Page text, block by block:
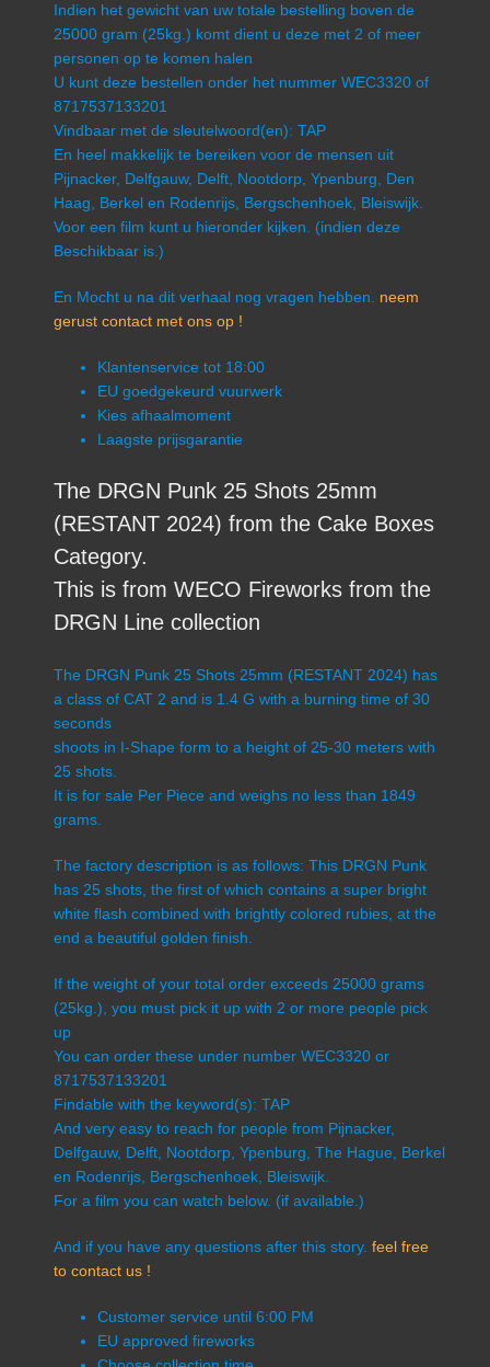
Indien het gewicht van uw totale bestelling boven de
25000 gram (25kg.) komt dient u deze met 2 of meer
personen op te komen halen
U kunt deze bestellen onder het nummer WEC3320 of
8717537133201
Vindbaar met de sleutelwoord(en): TAP
En heel makkelijk te bereiken voor de mensen uit
Pijnacker, Delfgauw, Delft, Nootdorp, Ypenburg, Den
Haag, Berkel en Rodenrijs, Bergschenhoek, Bleiswijk.
Voor een film kunt u hieronder kijken. (indien deze
Beschikbaar is.)
En Mocht u na dit verhaal nog vragen hebben. neem
gerust contact met ons op !
Klantenservice tot 18:00
EU goedgekeurd vuurwerk
Kies afhaalmoment
Laagste prijsgarantie
The DRGN Punk 25 Shots 25mm
(RESTANT 2024) from the Cake Boxes
Category.
This is from WECO Fireworks from the
DRGN Line collection
The DRGN Punk 25 Shots 25mm (RESTANT 2024) has
a class of CAT 2 and is 1.4 G with a burning time of 30
seconds
shoots in I-Shape form to a height of 25-30 meters with
25 shots.
It is for sale Per Piece and weighs no less than 1849
grams.
The factory description is as follows: This DRGN Punk
has 25 shots, the first of which contains a super bright
white flash combined with brightly colored rubies, at the
end a beautiful golden finish.
If the weight of your total order exceeds 25000 grams
(25kg.), you must pick it up with 2 or more people pick
up
You can order these under number WEC3320 or
8717537133201
Findable with the keyword(s): TAP
And very easy to reach for people from Pijnacker,
Delfgauw, Delft, Nootdorp, Ypenburg, The Hague, Berkel
en Rodenrijs, Bergschenhoek, Bleiswijk.
For a film you can watch below. (if available.)
And if you have any questions after this story. feel free
to contact us !
Customer service until 6:00 PM
EU approved fireworks